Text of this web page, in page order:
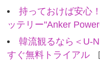
持っておけば安心
ッテリー"Anker
韓流観るなら＜U-
すぐ無料トライアル